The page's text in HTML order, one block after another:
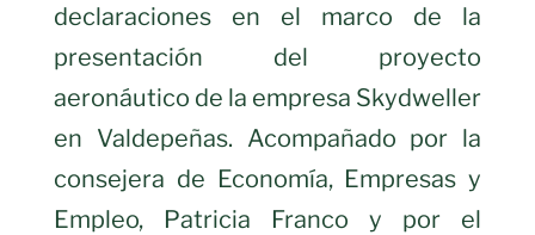
declaraciones en el marco de la
presentación del proyecto
aeronáutico de la empresa Skydweller
en Valdepeñas. Acompañado por la
consejera de Economía, Empresas y
Empleo, Patricia Franco y por el